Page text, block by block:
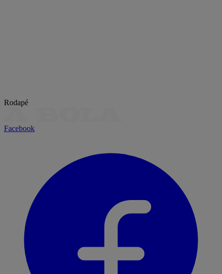
Rodapé
Facebook